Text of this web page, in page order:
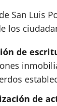
San Luis
los
de
de